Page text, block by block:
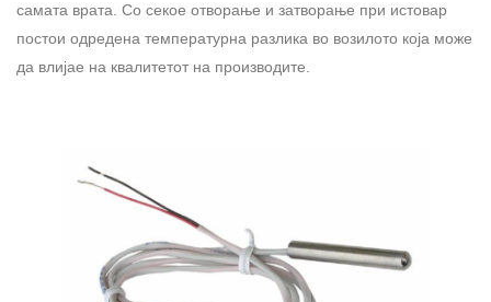
самата врата. Со секое отворање и затворање при истовар
постои одредена температурна разлика во возилото која може
да влијае на квалитетот на производите.